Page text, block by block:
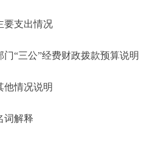
便民服务
中介服务
支出情况
三公”经费财政拨款预算说明
情况说明
解释